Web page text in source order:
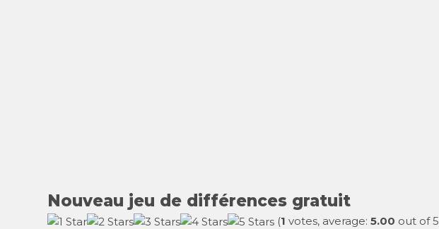
Nouveau jeu de différences gratuit
(1 votes, average: 5.00 out of